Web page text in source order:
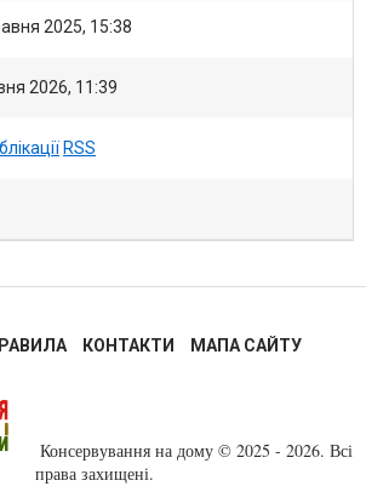
2025, 15:38
2026, 11:39
RSS
КОНТАКТИ МАПА САЙТУ
Консервування на дому© 2025 - 2026. Всі
права захищені.